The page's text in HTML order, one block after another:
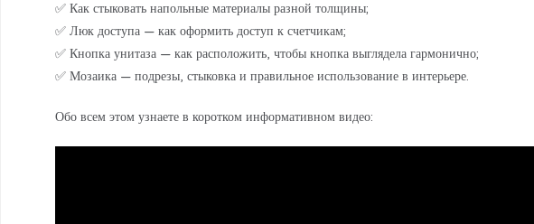
✅ Как стыковать напольные материалы разной толщины;
✅ Люк доступа — как оформить доступ к счетчикам;
✅ Кнопка унитаза — как расположить, чтобы кнопка выглядела гармонично;
✅ Мозаика — подрезы, стыковка и правильное использование в интерьере.
Обо всем этом узнаете в коротком информативном видео: